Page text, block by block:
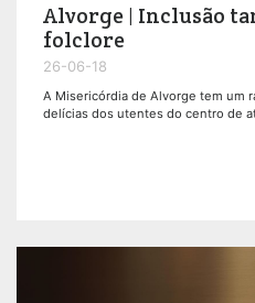
Alvorge | Inclusão
folclore
26-06-18
A Misericórdia de Alvorge tem um
delícias dos utentes do centro de